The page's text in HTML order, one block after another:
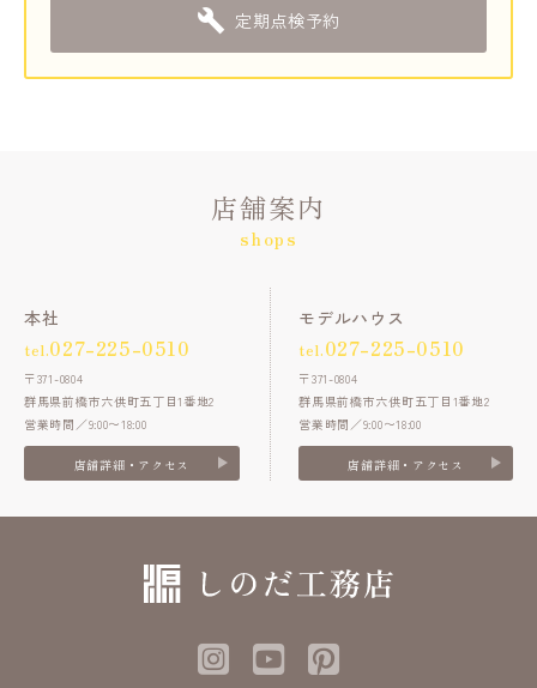
定期点検予約
店舗案内
shops
本社
tel.027-225-0510
〒371-0804
群馬県前橋市六供町五丁目1番地2
営業時間／9:00〜18:00
店舗詳細・アクセス
モデルハウス
tel.027-225-0510
〒371-0804
群馬県前橋市六供町五丁目1番地2
営業時間／9:00〜18:00
店舗詳細・アクセス